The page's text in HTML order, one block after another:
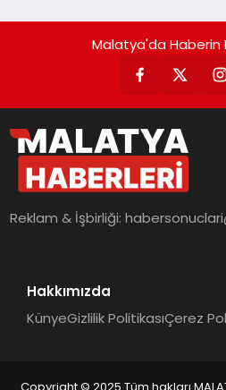
Malatya'da Haberin
Reklam & İşbirliği:
Hakkımızda
KünyeGizlilik PolitikasıÇerez